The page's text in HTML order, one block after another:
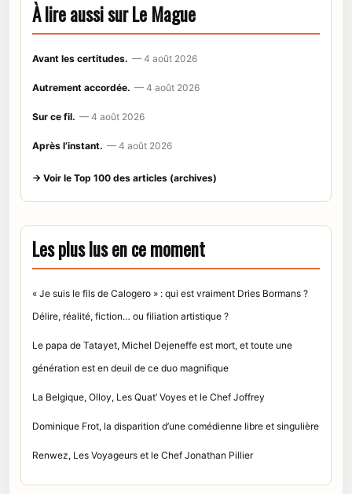
À lire aussi sur Le Mague
Avant les certitudes. — 4 août 2026
Autrement accordée. — 4 août 2026
Sur ce fil. — 4 août 2026
Après l’instant. — 4 août 2026
→ Voir le Top 100 des articles (archives)
Les plus lus en ce moment
« Je suis le fils de Calogero » : qui est vraiment Dries Bormans ?
Délire, réalité, fiction… ou filiation artistique ?
Le papa de Tatayet, Michel Dejeneffe est mort, et toute une
génération est en deuil de ce duo magnifique
La Belgique, Olloy, Les Quat’ Voyes et le Chef Joffrey
Dominique Frot, la disparition d’une comédienne libre et singulière
Renwez, Les Voyageurs et le Chef Jonathan Pillier